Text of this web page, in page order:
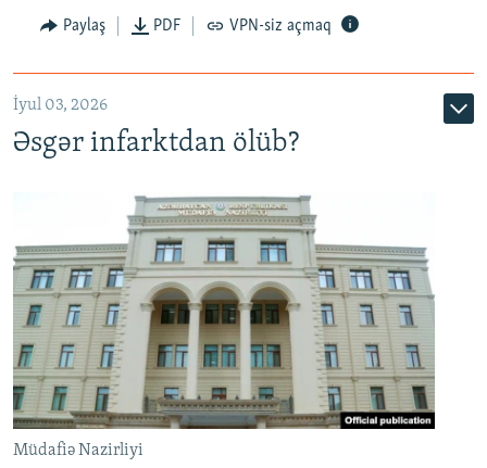
Auto 240p 360p 480p
720p 1080p
Paylaş PDF VPN-siz açmaq
İyul 03, 2026
Əsgər infarktdan ölüb?
Müdafiə Nazirliyi